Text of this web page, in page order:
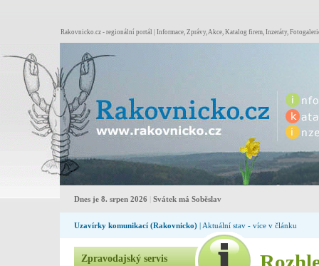
Rakovnicko.cz - regionální portál | Informace, Zprávy, Akce, Katalog firem, Inzeráty,
Dnes je 8. srpen 2026 Svátek má Soběslav
Uzavírky komunikací (Rakovnicko) | Aktuální stav - více v článku
Zpravodajský servis